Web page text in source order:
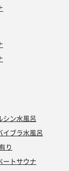
シン水風呂
イブラ水風呂
り
ートサウナ